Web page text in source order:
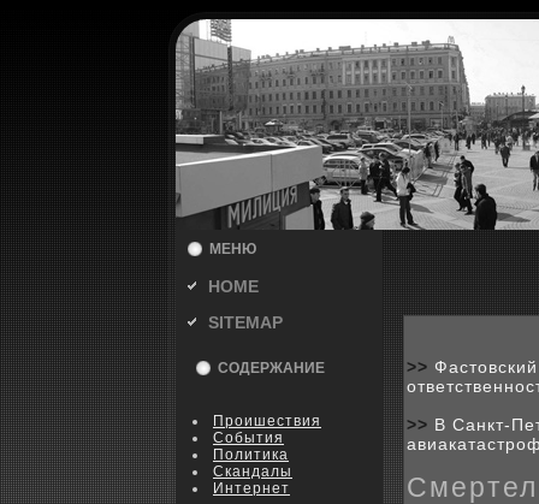
МЕНЮ
HOME
SITEMAP
СОДЕРЖАНИЕ
Пpoишествия
События
Политика
Скандалы
Интернет
>>
>> В Санкт-